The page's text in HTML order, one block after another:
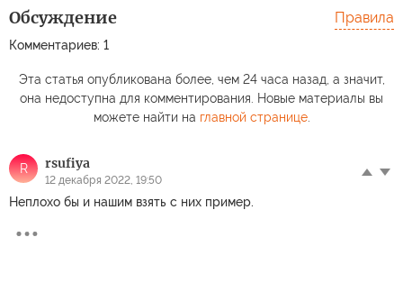
Обсуждение
Комментариев: 1
Правила
Эта статья опубликована более, чем 24 часа назад, а значит,
она недоступна для комментирования. Новые материалы вы
можете найти на главной странице.
R rsufiya
12 декабря 2022, 19:50
Неплохо бы и нашим взять с них пример.